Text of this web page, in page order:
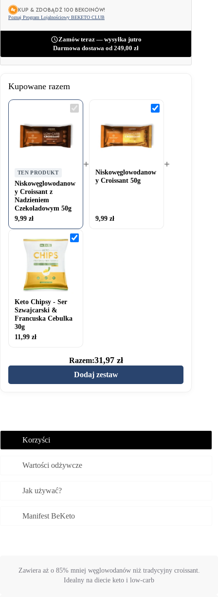
KUP & ZDOBĄDŹ 100 BEKOINÓW!
Poznaj Program Lojalnościowy BEKETO CLUB
Zamów teraz — wysyłka jutro
Darmowa dostawa od249,00zł
Kupowane razem
Niskowęglowodanowy
Croissant
Nadzieniem
Czekoladowym
TEN PRODUKT
Niskowęglowodanow
y Croissant z
Nadzieniem
Czekoladowym 50g
9,99 zł
+
Croissant
Niskowęglowodanow
y Croissant 50g
9,99zł
+
Keto
Chipsy
Keto Chipsy - Ser
Szwajcarski &
Francuska Cebulka
30g
11,99 zł
Razem:31,97 zł
Dodaj zestaw
Korzyści
Wartości odżywcze
Jak używać?
Manifest BeKeto
Zawiera aż o 85% mniej węglowodanów niż tradycyjny croissant.
Idealny na diecie keto i low-carb